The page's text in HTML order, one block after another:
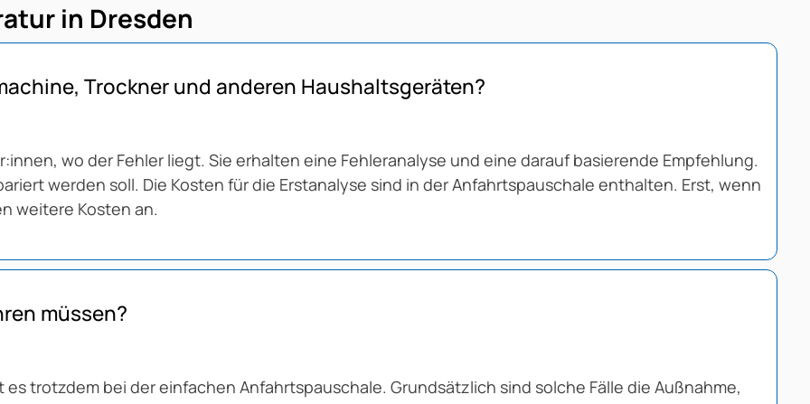
in Dresden
Trockner und anderen Haushaltsgeräten?
wo der Fehler liegt. Sie erhalten eine Fehleranalyse und eine darauf basierende Empfehlung.
werden soll. Die Kosten für die Erstanalyse sind in der Anfahrtspauschale enthalten. Erst, wenn
weitere Kosten an.
müssen?
trotzdem bei der einfachen Anfahrtspauschale. Grundsätzlich sind solche Fälle die Außnahme,